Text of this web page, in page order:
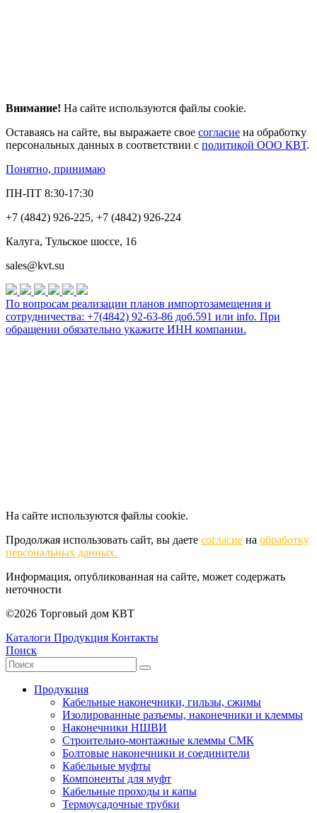
Внимание! На сайте используются файлы cookie.
Оставаясь на сайте, вы выражаете свое согласие на обработку
персональных данных в соответствии с политикой ООО КВТ.
Понятно, принимаю
ПН-ПТ 8:30-17:30
+7 (4842) 926-225, +7 (4842) 926-224
Калуга, Тульское шоссе, 16
sales@kvt.su
По вопросам реализации планов импортозамещения и
сотрудничества: +7(4842) 92-63-86 доб.591 или info. При
обращении обязательно укажите ИНН компании.
На сайте используются файлы cookie.
Продолжая использовать сайт, вы даете согласие на обработку
персональных данных.
Информация, опубликованная на сайте, может содержать
неточности
©2026 Торговый дом КВТ
Каталоги Продукция Контакты
Поиск
Продукция
Кабельные наконечники, гильзы, сжимы
Изолированные разъемы, наконечники и клеммы
Наконечники НШВИ
Строительно-монтажные клеммы СМК
Болтовые наконечники и соединители
Кабельные муфты
Компоненты для муфт
Кабельные проходы и капы
Термоусадочные трубки